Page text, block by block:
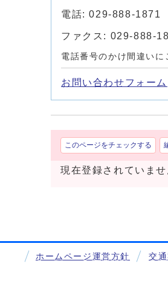
電話: 029-888-1871
ファクス: 029-888-
電話番号のかけ間違いに
お問い合わせフォーム
このページをチェックする
現在登録されていませ
ホームページ運営方針 交